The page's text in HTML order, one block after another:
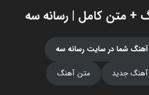
+ متن کامل | رسانه سه
شما در سایت رسانه سه
آهنگ جدید
متن آهنگ